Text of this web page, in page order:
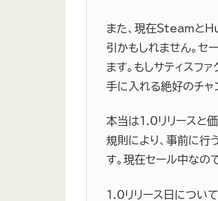
また、現在Steamと
引かもしれません。セ
ます。もしサティスフ
手に入れる絶好のチャ
本当は1.0リリースと
規則により、事前に行
す。現在セール中なの
1.0リリース日につい